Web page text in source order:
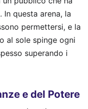
questa arena, la
permettersi, e la
al sole spinge ogni
superando i
e del Potere